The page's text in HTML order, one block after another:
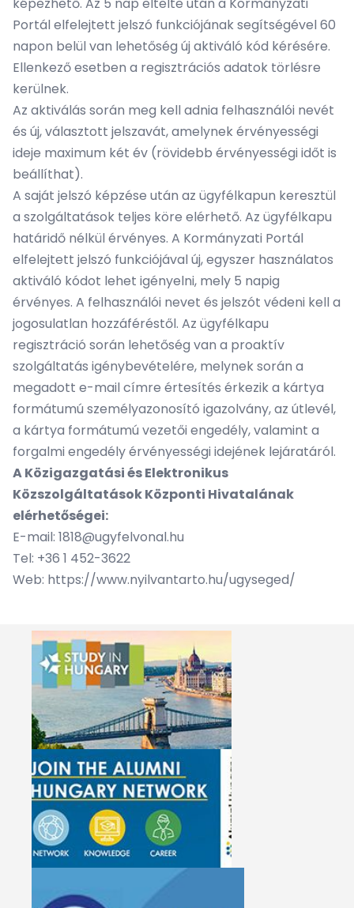
Portál elfelejtett jelszó funkciójának segítségével 60
napon belül van lehetőség új aktiváló kód kérésére.
Ellenkező esetben a regisztrációs adatok törlésre
kerülnek.
Az aktiválás során meg kell adnia felhasználói nevét
és új, választott jelszavát, amelynek érvényességi
ideje maximum két év (rövidebb érvényességi időt is
beállíthat).
A saját jelszó képzése után az ügyfélkapun keresztül
a szolgáltatások teljes köre elérhető. Az ügyfélkapu
határidő nélkül érvényes. A Kormányzati Portál
elfelejtett jelszó funkciójával új, egyszer használatos
aktiváló kódot lehet igényelni, mely 5 napig
érvényes. A felhasználói nevet és jelszót védeni kell a
jogosulatlan hozzáféréstől. Az ügyfélkapu
regisztráció során lehetőség van a proaktív
szolgáltatás igénybevételére, melynek során a
megadott e-mail címre értesítés érkezik a kártya
formátumú személyazonosító igazolvány, az útlevél,
a kártya formátumú vezetői engedély, valamint a
forgalmi engedély érvényességi idejének lejáratáról.
A Közigazgatási és Elektronikus
Közszolgáltatások Központi Hivatalának
elérhetőségei:
E-mail: 1818@ugyfelvonal.hu
Tel: +36 1 452-3622
Web: https://www.nyilvantarto.hu/ugyseged/